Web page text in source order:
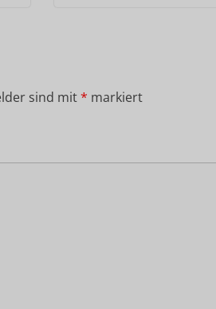
sind mit* markiert